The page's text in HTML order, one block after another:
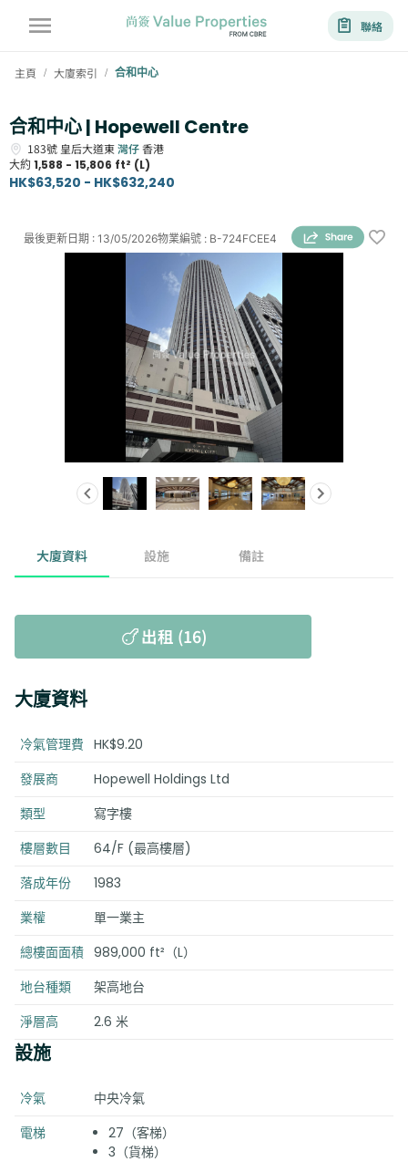
聯絡
主頁 / 大廈索引 / 合和中心
合和中心 | Hopewell Centre
183號 皇后大道東灣仔香港
大約 1,588 - 15,806 ft² (L)
HK$63,520 - HK$632,240
物業編號 : B-724FCEE4
最後更新日期 : 13/05/2026
大廈資料 設施 備註
出租 (16)
大廈資料
冷氣管理費 HK$9.20
發展商
Hopewell Holdings Ltd
類型
寫字樓
樓層數目
64/F (最高樓層)
落成年份
1983
業權
單一業主
總樓面面積 989,000 ft²（L）
地台種類
架高地台
淨層高
2.6 米
設施
冷氣
中央冷氣
電梯
27（客梯）
3（貨梯）